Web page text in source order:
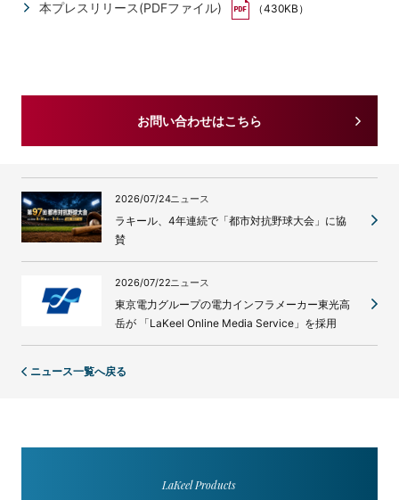
本プレスリリース(PDFファイル) （430KB）
お問い合わせはこちら
2026/07/24ニュース
ラキール、4年連続で「都市対抗野球大会」に協
賛
2026/07/22ニュース
東京電力グループの電力インフラメーカー東光高
岳が 「LaKeel Online Media Service」を採用
ニュース一覧へ戻る
LaKeel Products